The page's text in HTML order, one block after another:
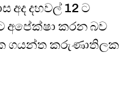
අද දහවල් 12 ට
අපේක්ෂා කරන බව
ගයන්ත කරුණාතිලක